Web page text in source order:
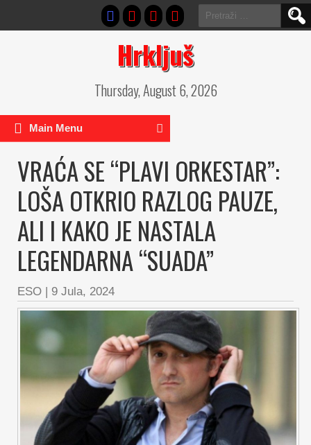
Pretraga:
Hrkljuš
Thursday, August 6, 2026
Main Menu
VRAĆA SE “PLAVI ORKESTAR”:
LOŠA OTKRIO RAZLOG PAUZE,
ALI I KAKO JE NASTALA
LEGENDARNA “SUADA”
ESO | 9 Jula, 2024